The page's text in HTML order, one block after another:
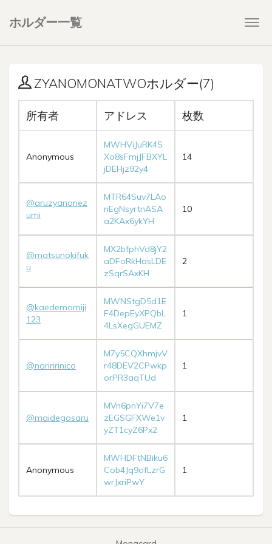
ホルダー一覧
ZYANOMONATWOホルダー(7)
所有者 アドレス 枚数
Anonymous
MWHViJuRK4S
Xo8sFmjJFBXYL
jDEHjz92y4
14
@aruzyanonez
umi
MTR64Suv7LAo
nEgNsyrtnASA
a2KAx6ykYH
10
@matsunokifuk
u
MX2bfphVd8jY2
aDFoRkHasLDE
zSqrSAxKH
2
@kaedemomiji
123
MWNStgD5d1E
F4DepEyXPQbL
4LsXegGUEMZ
1
@nariririnico
M7y5CQXhmjvV
r48DEV2CPwkp
orPR3aqTUd
1
@maidegosaru
MVn6pnYi7V7e
zEGSGFXWe1v
yZT1cyZ6Px2
1
Anonymous
MWHDFtNBiku6
Cob4Jq9ofLzrG
wrJxriPwY
1